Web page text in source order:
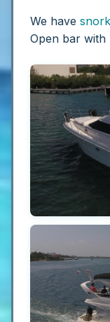
We have
Open bar with